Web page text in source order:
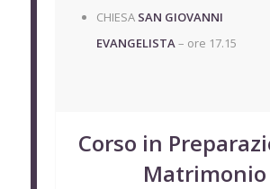
CHIESA SAN GIOVANNI
EVANGELISTA– ore 17.15
Corso in
Matrimonio